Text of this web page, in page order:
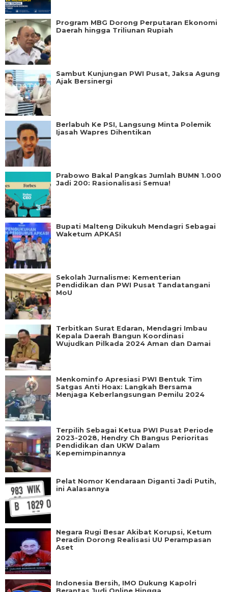
Program MBG Dorong Perputaran Ekonomi
Daerah hingga Triliunan Rupiah
Sambut Kunjungan PWI Pusat, Jaksa Agung
Ajak Bersinergi
Berlabuh Ke PSI, Langsung Minta Polemik
Ijasah Wapres Dihentikan
Prabowo Bakal Pangkas Jumlah BUMN 1.000
Jadi 200: Rasionalisasi Semua!
Bupati Malteng Dikukuh Mendagri Sebagai
Waketum APKASI
Sekolah Jurnalisme: Kementerian
Pendidikan dan PWI Pusat Tandatangani
MoU
Terbitkan Surat Edaran, Mendagri Imbau
Kepala Daerah Bangun Koordinasi
Wujudkan Pilkada 2024 Aman dan Damai
Menkominfo Apresiasi PWI Bentuk Tim
Satgas Anti Hoax: Langkah Bersama
Menjaga Keberlangsungan Pemilu 2024
Terpilih Sebagai Ketua PWI Pusat Periode
2023-2028, Hendry Ch Bangus Perioritas
Pendidikan dan UKW Dalam
Kepemimpinannya
Pelat Nomor Kendaraan Diganti Jadi Putih,
ini Aalasannya
Negara Rugi Besar Akibat Korupsi, Ketum
Peradin Dorong Realisasi UU Perampasan
Aset
Indonesia Bersih, IMO Dukung Kapolri